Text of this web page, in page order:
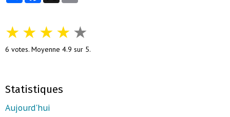
★★★★★
6 votes. Moyenne 4.9 sur 5.
Statistiques
Aujourd'hui